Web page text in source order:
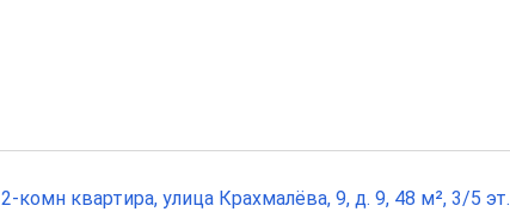
2-комн квартира, улица Крахмалёва, 9, д. 9, 48 м², 3/5 эт.